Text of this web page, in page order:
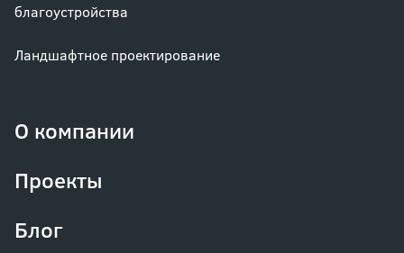
благоустройства
Ландшафтное проектирование
О компании
Проекты
Блог